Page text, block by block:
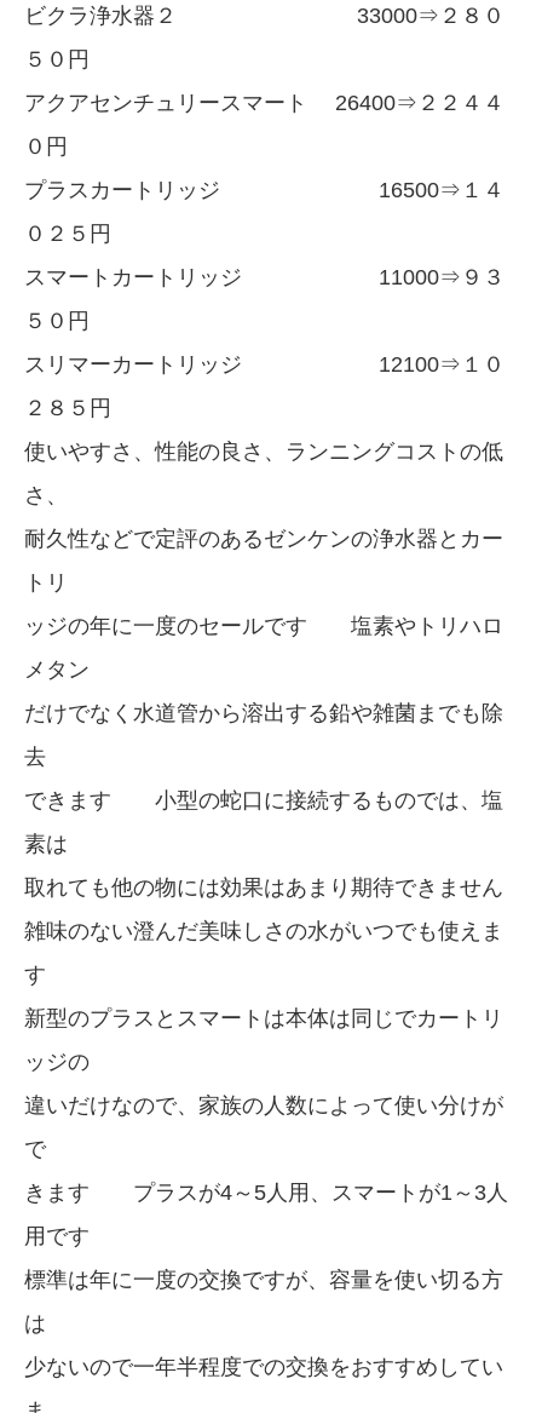
ビクラ浄水器２ 33000⇒２８０
５０円
アクアセンチュリースマート 26400⇒２２４４
０円
プラスカートリッジ 16500⇒１４
０２５円
スマートカートリッジ 11000⇒９３
５０円
スリマーカートリッジ 12100⇒１０
２８５円
使いやすさ、性能の良さ、ランニングコストの低
さ、
耐久性などで定評のあるゼンケンの浄水器とカー
トリ
ッジの年に一度のセールです 塩素やトリハロ
メタン
だけでなく水道管から溶出する鉛や雑菌までも除
去
できます 小型の蛇口に接続するものでは、塩
素は
取れても他の物には効果はあまり期待できません
雑味のない澄んだ美味しさの水がいつでも使えま
す
新型のプラスとスマートは本体は同じでカートリ
ッジの
違いだけなので、家族の人数によって使い分けが
で
きます プラスが4～5人用、スマートが1～3人
用です
標準は年に一度の交換ですが、容量を使い切る方
は
少ないので一年半程度での交換をおすすめしてい